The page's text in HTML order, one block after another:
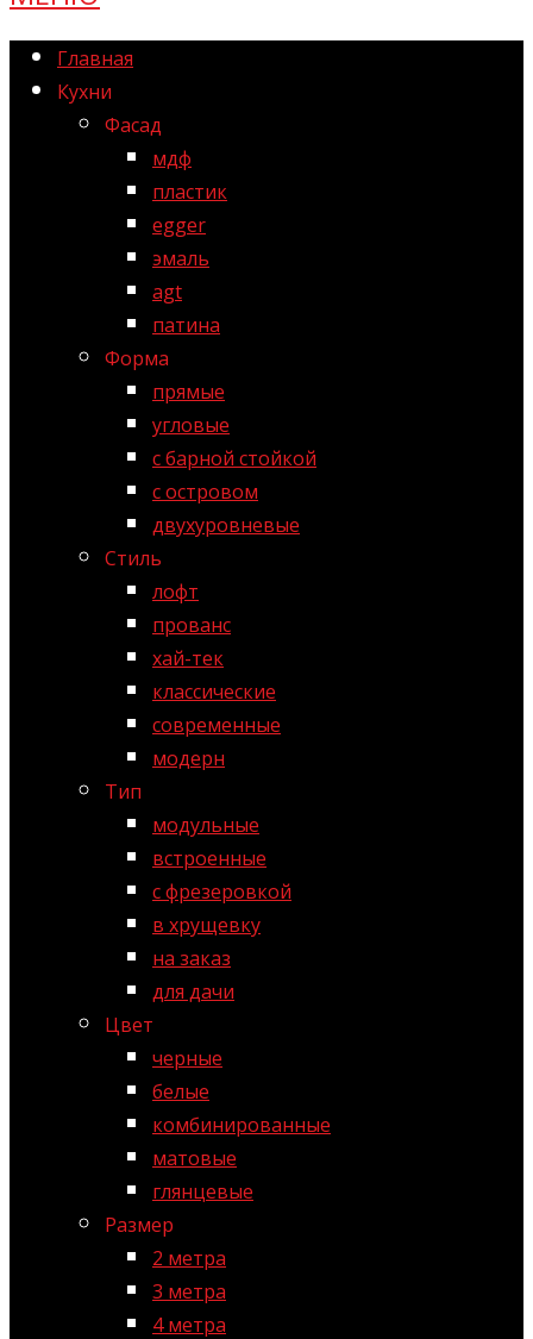
Главная
Кухни
Фасад
мдф
пластик
egger
эмаль
agt
патина
Форма
прямые
угловые
с барной стойкой
с островом
двухуровневые
Стиль
лофт
прованс
хай-тек
классические
современные
модерн
Тип
модульные
встроенные
с фрезеровкой
в хрущевку
на заказ
для дачи
Цвет
черные
белые
комбинированные
матовые
глянцевые
Размер
2 метра
3 метра
4 метра